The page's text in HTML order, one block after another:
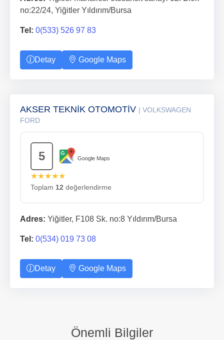
no:22/24, Yiğitler Yıldırım/Bursa
Tel: 0(533) 526 97 83
Detay Google Maps
AKSER TEKNİK OTOMOTİV | VOLKSWAGEN
FORD
5 Google Maps
★★★★★
Toplam 12 değerlendirme
Adres: Yiğitler, F108 Sk. no:8 Yıldırım/Bursa
Tel: 0(534) 019 73 08
Detay Google Maps
Önemli Bilgiler